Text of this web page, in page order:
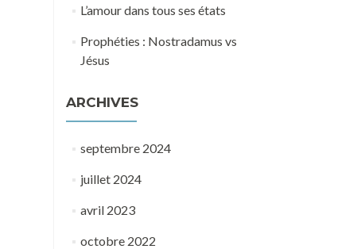
L’amour dans tous ses états
Prophéties : Nostradamus vs
Jésus
ARCHIVES
septembre 2024
juillet 2024
avril 2023
octobre 2022